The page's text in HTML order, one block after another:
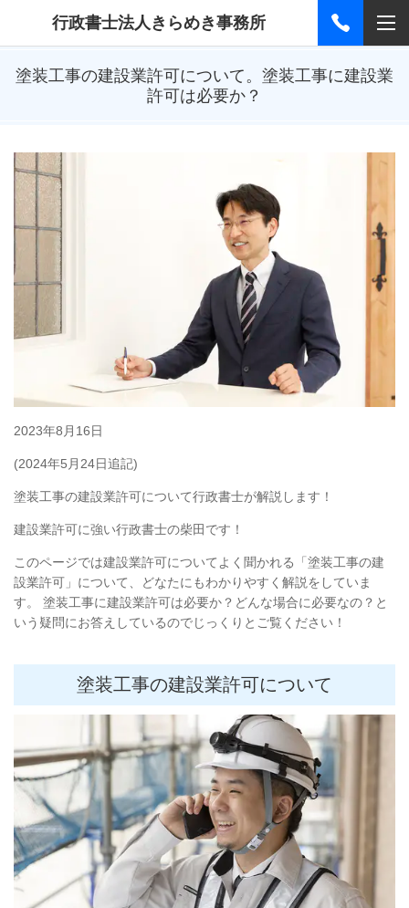
行政書士法人きらめき事務所
塗装工事の建設業許可について。塗装工事に建設業
許可は必要か？
2023年8月16日
(2024年5月24日追記)
塗装工事の建設業許可について行政書士が解説します！
建設業許可に強い行政書士の柴田です！
このページでは建設業許可についてよく聞かれる「塗装工事の建
設業許可」について、どなたにもわかりやすく解説をしていま
す。 塗装工事に建設業許可は必要か？どんな場合に必要なの？と
いう疑問にお答えしているのでじっくりとご覧ください！
塗装工事の建設業許可について